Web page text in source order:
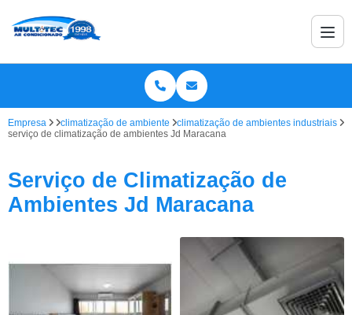
Empresa climatização de ambiente
climatização de ambientes industriais
serviço de climatização de ambientes Jd Maracana
Serviço de Climatização de
Ambientes Jd Maracana